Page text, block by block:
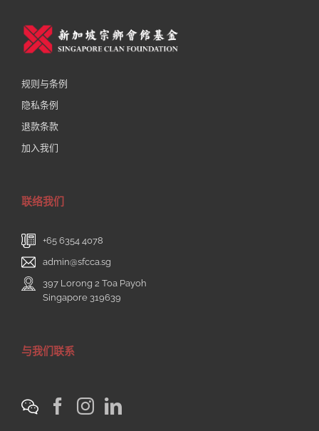
规则与条例
隐私条例
退款条款
加入我们
联络我们
+65 6354 4078
admin@sfcca.sg
397 Lorong 2 Toa Payoh
Singapore 319639
与我们联系